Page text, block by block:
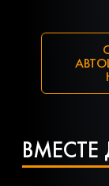
ВМЕСТЕ